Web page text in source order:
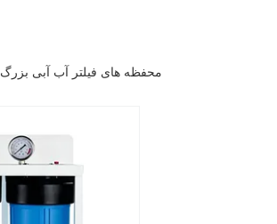
محفظه های فیلتر آب آبی بزرگ 20x4.5 3 مرحله ای با پایه فیلتر و فشارسنج